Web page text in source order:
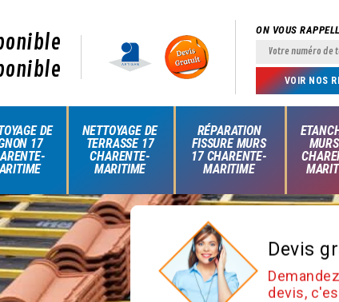
ON VOUS
VOIR NOS
DE
17
NETTOYAGE DE
TERRASSE 17
CHARENTE-
MARITIME
RÉPARATION
FISSURE MURS
17 CHARENTE-
MARITIME
Devis
devis,